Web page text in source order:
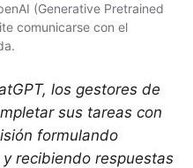
(Generative Pretrained
comunicarse con el
los gestores de
sus tareas con
formulando
recibiendo respuestas